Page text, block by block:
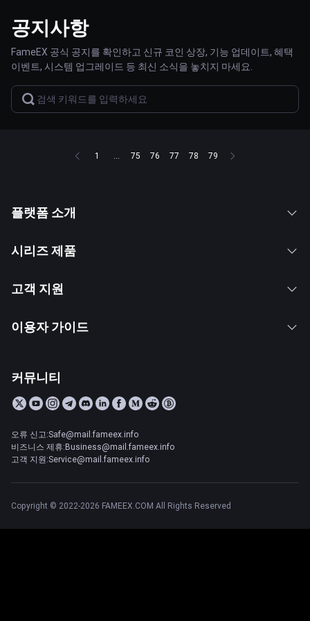
공지사항
FameEX 공식 공지를 확인하고 신규 코인 상장, 기능 업데이트, 혜택
이벤트, 시스템 업그레이드 등 최신 소식을 놓치지 마세요.
1 ... 75 76 77 78 79
플랫폼 소개
시리즈 제품
고객 지원
이용자 가이드
커뮤니티
오류 신고:Safe@mail.fameex.info
비즈니스 제휴:Business@mail.fameex.info
고객 지원:Service@mail.fameex.info
Copyright © 2022-2026 FAMEEX.COM All Rights Reserved